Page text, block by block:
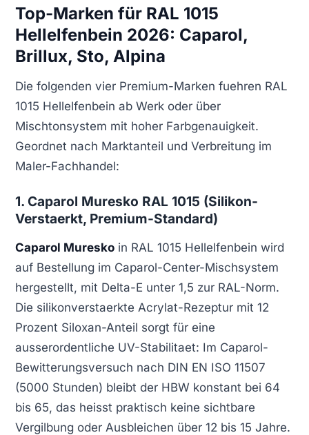
Top-Marken für RAL 1015
Hellelfenbein 2026: Caparol,
Brillux, Sto, Alpina
Die folgenden vier Premium-Marken fuehren RAL
1015 Hellelfenbein ab Werk oder über
Mischtonsystem mit hoher Farbgenauigkeit.
Geordnet nach Marktanteil und Verbreitung im
Maler-Fachhandel:
1. Caparol Muresko RAL 1015 (Silikon-
Verstaerkt, Premium-Standard)
Caparol Muresko in RAL 1015 Hellelfenbein wird
auf Bestellung im Caparol-Center-Mischsystem
hergestellt, mit Delta-E unter 1,5 zur RAL-Norm.
Die silikonverstaerkte Acrylat-Rezeptur mit 12
Prozent Siloxan-Anteil sorgt für eine
ausserordentliche UV-Stabilitaet: Im Caparol-
Bewitterungsversuch nach DIN EN ISO 11507
(5000 Stunden) bleibt der HBW konstant bei 64
bis 65, das heisst praktisch keine sichtbare
Vergilbung oder Ausbleichen über 12 bis 15 Jahre.